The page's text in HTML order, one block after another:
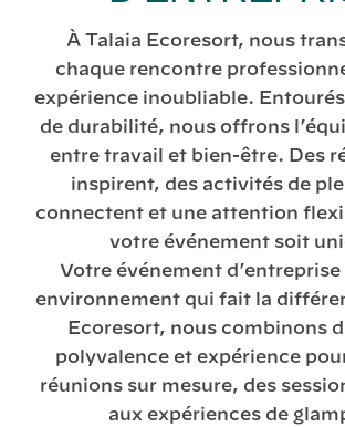
À Talaia Ecoresort, nous
chaque rencontre
expérience inoubliable.
de durabilité, nous offrons
entre travail et bien-être. Des
inspirent, des activités de
connectent et une attention
votre événement soit
Votre événement
environnement qui fait la
Ecoresort, nous combinons
polyvalence et expérience
réunions sur mesure, des
aux expériences de